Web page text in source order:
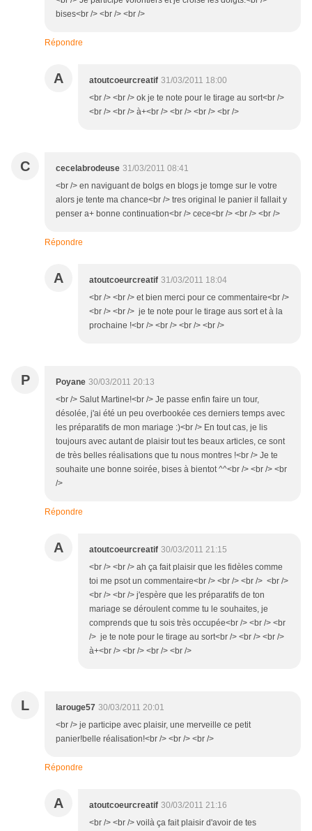
bises<br /> <br /> <br />
Répondre
A atoutcoeurcreatif 31/03/2011 18:00
<br /> <br /> ok je te note pour le tirage au sort<br />
<br /> <br /> à+<br /> <br /> <br /> <br />
C cecelabrodeuse 31/03/2011 08:41
<br /> en naviguant de bolgs en blogs je tomge sur le votre
alors je tente ma chance<br /> tres original le panier il fallait y
penser a+ bonne continuation<br /> cece<br /> <br /> <br />
Répondre
A atoutcoeurcreatif 31/03/2011 18:04
<br /> <br /> et bien merci pour ce commentaire<br />
<br /> <br /> je te note pour le tirage aus sort et à la
prochaine !<br /> <br /> <br /> <br />
P Poyane 30/03/2011 20:13
<br /> Salut Martine!<br /> Je passe enfin faire un tour,
désolée, j'ai été un peu overbookée ces derniers temps avec
les préparatifs de mon mariage :)<br /> En tout cas, je lis
toujours avec autant de plaisir tout tes beaux articles, ce sont
de très belles réalisations que tu nous montres !<br /> Je te
souhaite une bonne soirée, bises à bientot ^^<br /> <br /> <br
/>
Répondre
A atoutcoeurcreatif 30/03/2011 21:15
<br /> <br /> ah ça fait plaisir que les fidèles comme
toi me psot un commentaire<br /> <br /> <br /> <br />
<br /> <br /> j'espère que les préparatifs de ton
mariage se déroulent comme tu le souhaites, je
comprends que tu sois très occupée<br /> <br /> <br
/> je te note pour le tirage au sort<br /> <br /> <br />
à+<br /> <br /> <br /> <br />
L larouge57 30/03/2011 20:01
<br /> je participe avec plaisir, une merveille ce petit
panier!belle réalisation!<br /> <br /> <br />
Répondre
A atoutcoeurcreatif 30/03/2011 21:16
<br /> <br /> voilà ça fait plaisir d'avoir de tes